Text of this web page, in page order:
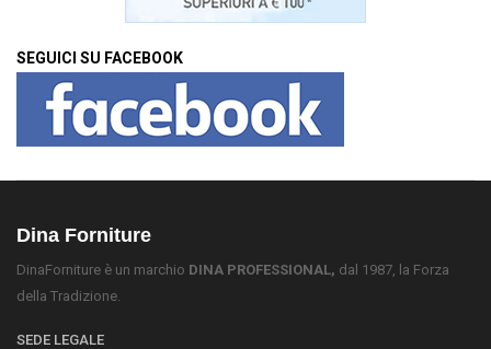
SEGUICI SU FACEBOOK
Dina Forniture
DinaForniture è un marchio DINA PROFESSIONAL, dal 1987, la Forza
della Tradizione.
SEDE LEGALE